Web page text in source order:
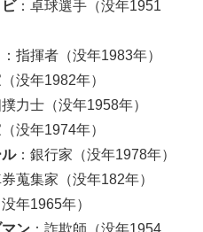
：卓球選手（没年1951
：指揮者（没年1983年）
没年1982年）
力士（没年1958年）
没年1974年）
：銀行家（没年1978年）
券蒐集家（没年182年）
年1965年）